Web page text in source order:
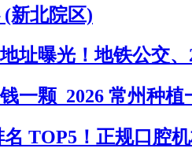
新北院区)
址曝光！地铁公交
一颗_2026 常州种
TOP5！正规口腔